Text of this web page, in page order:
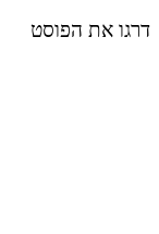
דרגו את הפוסט